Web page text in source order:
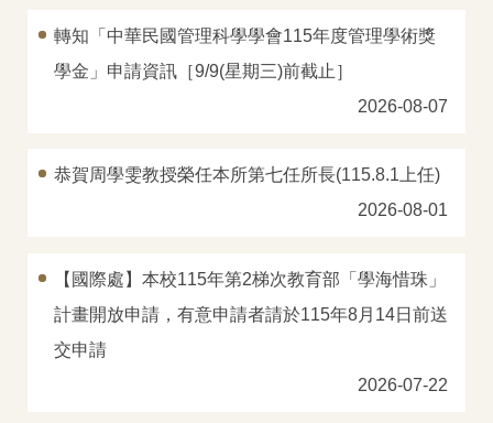
轉知「中華民國管理科學學會115年度管理學術獎
學金」申請資訊［9/9(星期三)前截止］
2026-08-07
恭賀周學雯教授榮任本所第七任所長(115.8.1上任)
2026-08-01
【國際處】本校115年第2梯次教育部「學海惜珠」
計畫開放申請，有意申請者請於115年8月14日前送
交申請
2026-07-22